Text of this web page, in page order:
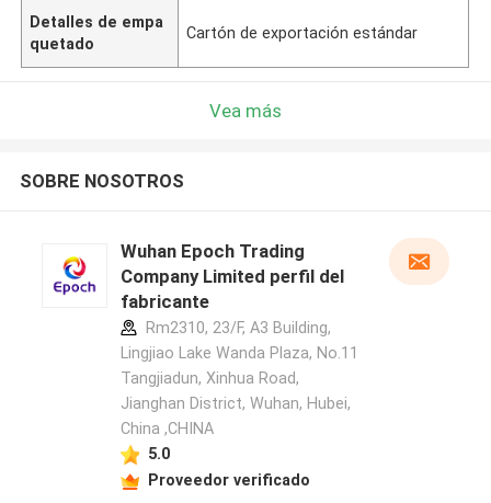
Detalles de empa
quetado
Cartón de exportación estándar
Vea más
SOBRE NOSOTROS
Wuhan Epoch Trading
Company Limited perfil del
fabricante
Rm2310, 23/F, A3 Building,
Lingjiao Lake Wanda Plaza, No.11
Tangjiadun, Xinhua Road,
Jianghan District, Wuhan, Hubei,
China ,CHINA
5.0
Proveedor verificado